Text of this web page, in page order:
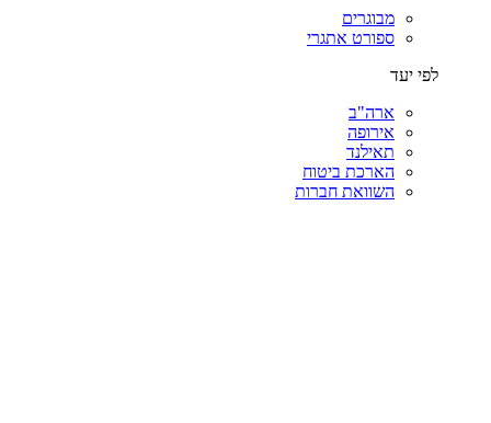
מבוגרים
ספורט אתגרי
לפי יעד
ארה"ב
אירופה
תאילנד
הארכת ביטוח
השוואת חברות